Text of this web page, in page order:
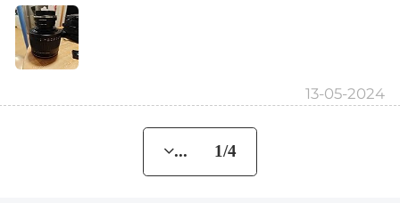
13-05-2024
... 1/4